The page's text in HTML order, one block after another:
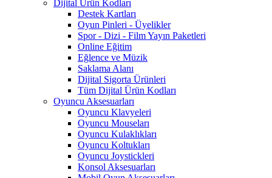
Dijital Ürün Kodları
Destek Kartları
Oyun Pinleri - Üyelikler
Spor - Dizi - Film Yayın Paketleri
Online Eğitim
Eğlence ve Müzik
Saklama Alanı
Dijital Sigorta Ürünleri
Tüm Dijital Ürün Kodları
Oyuncu Aksesuarları
Oyuncu Klavyeleri
Oyuncu Mouseları
Oyuncu Kulaklıkları
Oyuncu Koltukları
Oyuncu Joystickleri
Konsol Aksesuarları